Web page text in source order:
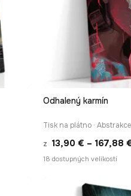
RYCHLÉ
Odhalený karmín
Tisk na plátno · Abstrakce
z 13,90 € – 167,88
18 dostupných velikostí